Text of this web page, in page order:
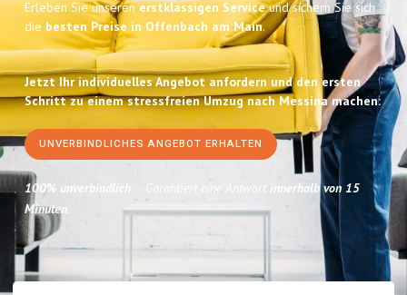
Erleben Sie unserenerstklassigen Serviceund sichern Sie sich
die besten Preise in Offenbach am Main.
Jetzt Ihr individuelles Angebot anfordern und den ersten
Schritt zu einem stressfreien Umzug nach Messina machen:
UNVERBINDLICHES ANGEBOT ERHALTEN
100% unverbindlich – Garantiert eine Antwort innerhalb von 15
Minuten.